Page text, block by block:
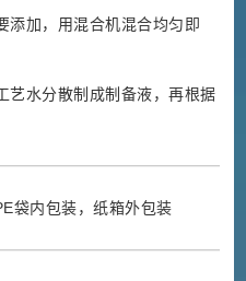
添加，用混合机混合均匀即
艺水分散制成制备液，再根据
袋内包装，纸箱外包装